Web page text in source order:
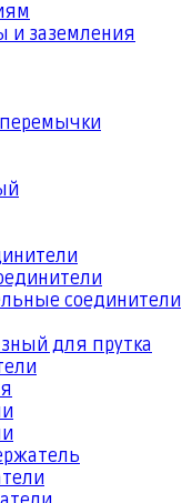
и заземления
соединители
для прутка